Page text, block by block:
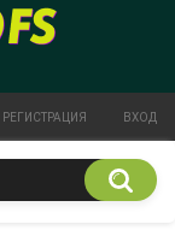
РЕГИСТРАЦИЯ ВХОД